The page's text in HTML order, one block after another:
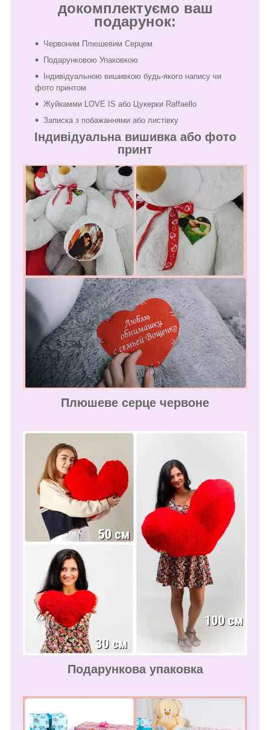
докомплектуємо ваш
подарунок:
Червоним Плюшевим Серцем
Подарунковою Упаковкою
Індивідуальною вишивкою будь-якого напису чи
фото принтом
Жуйкамми LOVE IS або Цукерки Raffaello
Записка з побажаннями або листівку
Індивідуальна вишивка або фото
принт
Плюшеве серце червоне
Подарункова упаковка